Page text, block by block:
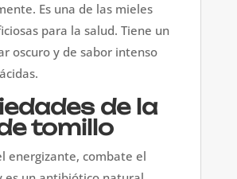
Es una de las mieles
para la salud. Tiene un
oscuro y de sabor intenso
de la
tomillo
energizante, combate el